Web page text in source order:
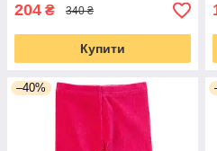
204 ₴ 340 ₴
Купити
–40%